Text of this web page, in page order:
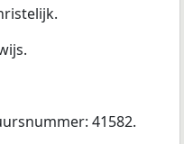
41582.